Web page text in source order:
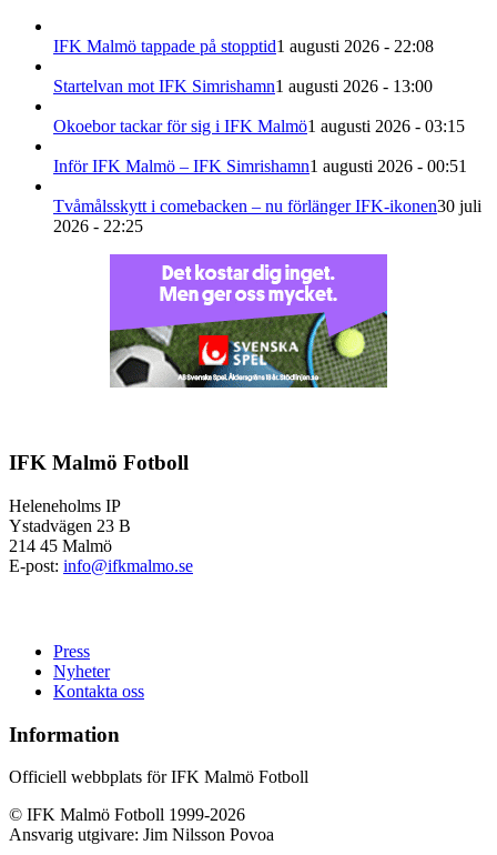
IFK Malmö tappade på stopptid1 augusti 2026 - 22:08
Startelvan mot IFK Simrishamn1 augusti 2026 - 13:00
Okoebor tackar för sig i IFK Malmö1 augusti 2026 - 03:15
Inför IFK Malmö – IFK Simrishamn1 augusti 2026 - 00:51
Tvåmålsskytt i comebacken – nu förlänger IFK-ikonen30 juli
2026 - 22:25
IFK Malmö Fotboll
Heleneholms IP
Ystadvägen 23 B
214 45 Malmö
E-post: info@ifkmalmo.se
Press
Nyheter
Kontakta oss
Information
Officiell webbplats för IFK Malmö Fotboll
© IFK Malmö Fotboll 1999-2026
Ansvarig utgivare: Jim Nilsson Povoa